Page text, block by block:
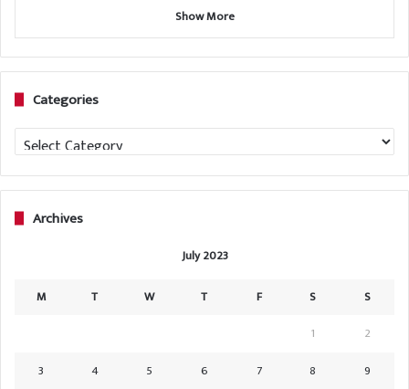
Show More
Categories
Categories
Archives
July 2023
M T W T F S
S
1
2
3
4 5 6 7 8
9